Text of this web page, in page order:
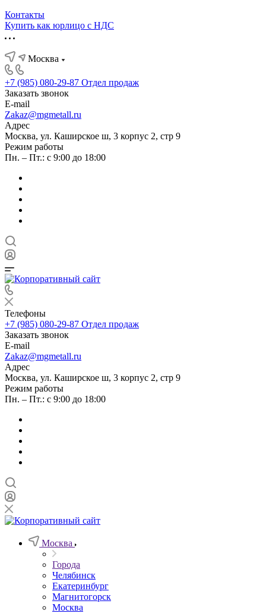
Контакты
Купить как юрлицо с НДС
Москва
+7 (985) 080-29-87 Отдел продаж
Заказать звонок
E-mail
Zakaz@mgmetall.ru
Адрес
Москва, ул. Каширское ш, 3 корпус 2, стр 9
Режим работы
Пн. – Пт.: с 9:00 до 18:00
Телефоны
+7 (985) 080-29-87 Отдел продаж
Заказать звонок
E-mail
Zakaz@mgmetall.ru
Адрес
Москва, ул. Каширское ш, 3 корпус 2, стр 9
Режим работы
Пн. – Пт.: с 9:00 до 18:00
Москва
Города
Челябинск
Екатеринбург
Магнитогорск
Москва